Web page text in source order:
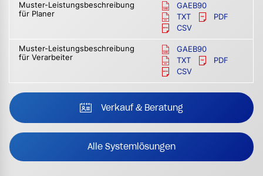
Muster-Leistungsbeschreibung
für Planer
GAEB90
TXT
PDF
CSV
Muster-Leistungsbeschreibung
für Verarbeiter
GAEB90
TXT
PDF
CSV
Verkauf & Beratung
Alle Systemlösungen